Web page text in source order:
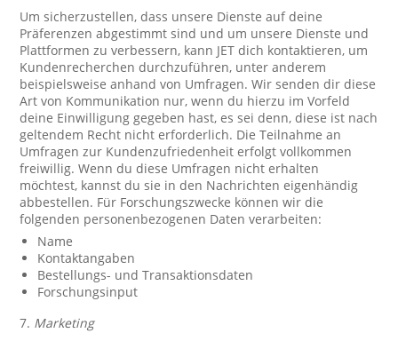
Um sicherzustellen, dass unsere Dienste auf deine
Präferenzen abgestimmt sind und um unsere Dienste und
Plattformen zu verbessern, kann JET dich kontaktieren, um
Kundenrecherchen durchzuführen, unter anderem
beispielsweise anhand von Umfragen. Wir senden dir diese
Art von Kommunikation nur, wenn du hierzu im Vorfeld
deine Einwilligung gegeben hast, es sei denn, diese ist nach
geltendem Recht nicht erforderlich. Die Teilnahme an
Umfragen zur Kundenzufriedenheit erfolgt vollkommen
freiwillig. Wenn du diese Umfragen nicht erhalten
möchtest, kannst du sie in den Nachrichten eigenhändig
abbestellen. Für Forschungszwecke können wir die
folgenden personenbezogenen Daten verarbeiten:
Name
Kontaktangaben
Bestellungs- und Transaktionsdaten
Forschungsinput
7. Marketing